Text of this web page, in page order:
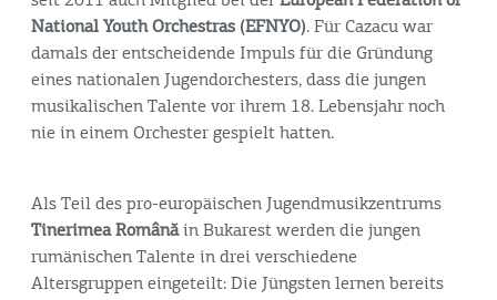
National Youth Orchestras (EFNYO). Für Cazacu war
damals der entscheidende Impuls für die Gründung
eines nationalen Jugendorchesters, dass die jungen
musikalischen Talente vor ihrem 18. Lebensjahr noch
nie in einem Orchester gespielt hatten.
Als Teil des pro-europäischen Jugendmusikzentrums
Tinerimea Românăin Bukarest werden die jungen
rumänischen Talente in drei verschiedene
Altersgruppen eingeteilt: Die Jüngsten lernen bereits